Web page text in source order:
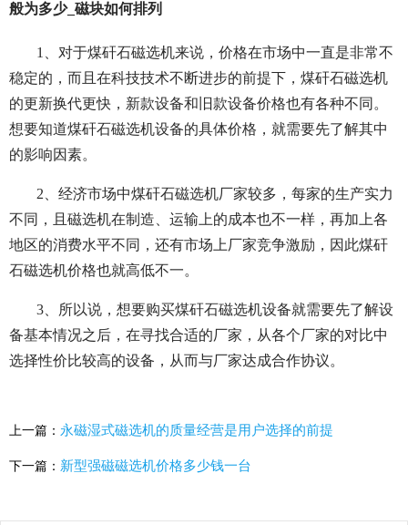
般为多少_磁块如何排列
1、对于煤矸石磁选机来说，价格在市场中一直是非常不
稳定的，而且在科技技术不断进步的前提下，煤矸石磁选机
的更新换代更快，新款设备和旧款设备价格也有各种不同。
想要知道煤矸石磁选机设备的具体价格，就需要先了解其中
的影响因素。
2、经济市场中煤矸石磁选机厂家较多，每家的生产实力
不同，且磁选机在制造、运输上的成本也不一样，再加上各
地区的消费水平不同，还有市场上厂家竞争激励，因此煤矸
石磁选机价格也就高低不一。
3、所以说，想要购买煤矸石磁选机设备就需要先了解设
备基本情况之后，在寻找合适的厂家，从各个厂家的对比中
选择性价比较高的设备，从而与厂家达成合作协议。
上一篇： 永磁湿式磁选机的质量经营是用户选择的前提
下一篇： 新型强磁磁选机价格多少钱一台